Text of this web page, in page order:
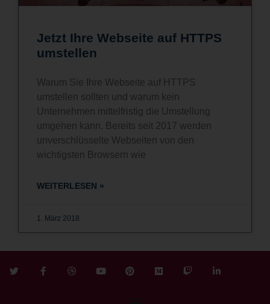
Jetzt Ihre Webseite auf HTTPS
umstellen
Warum Sie Ihre Webseite auf HTTPS
umstellen sollten und warum kein
Unternehmen mittelfristig die Umstellung
umgehen kann. Bereits seit 2017 werden
unverschlüsselte Webseiten von den
wichtigsten Browsern wie
WEITERLESEN »
1. März 2018